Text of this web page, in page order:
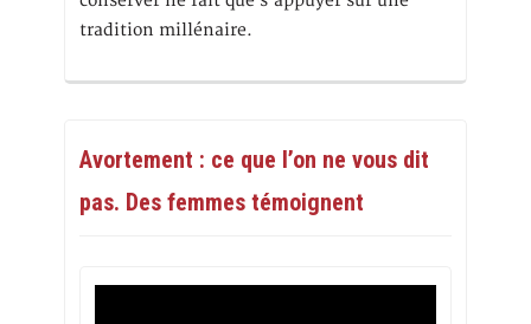
tradition millénaire.
Avortement : ce que l’on ne vous dit
pas. Des femmes témoignent